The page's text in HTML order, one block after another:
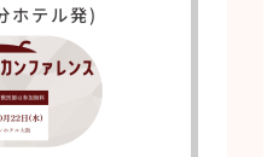
ホテル発)